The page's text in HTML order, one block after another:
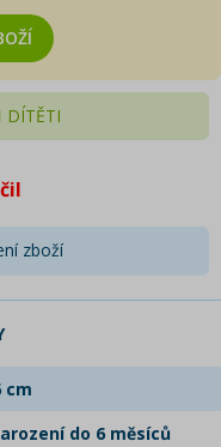
DÍTĚTI
zboží
cm
do 6 měsíců